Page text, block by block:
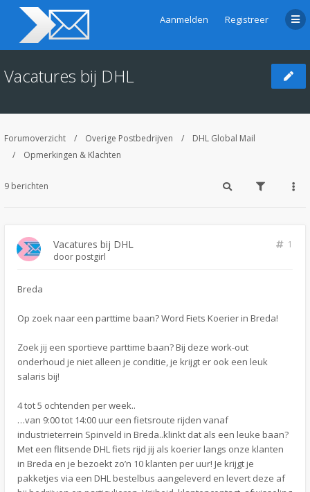
Aanmelden Registreer
Vacatures bij DHL
Forumoverzicht Overige Postbedrijven
DHL Global Mail
Opmerkingen & Klachten
9 berichten
Vacatures bij DHL
1
door postgirl
Breda
Op zoek naar een parttime baan? Word Fiets Koerier in Breda!
Zoek jij een sportieve parttime baan? Bij deze work-out
onderhoud je niet alleen je conditie, je krijgt er ook een leuk
salaris bij!
4 tot 5 ochtenden per week..
…van 9:00 tot 14:00 uur een fietsroute rijden vanaf
industrieterrein Spinveld in Breda..klinkt dat als een leuke baan?
Met een flitsende DHL fiets rijd jij als koerier langs onze klanten
in Breda en je bezoekt zo’n 10 klanten per uur! Je krijgt je
pakketjes via een DHL bestelbus aangeleverd en levert deze af